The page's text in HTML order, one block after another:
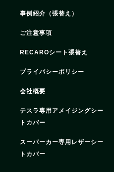
事例紹介（張替え）
ご注意事項
RECAROシート張替え
プライバシーポリシー
会社概要
テスラ専用アメイジングシー
トカバー
スーパーカー専用レザーシー
トカバー